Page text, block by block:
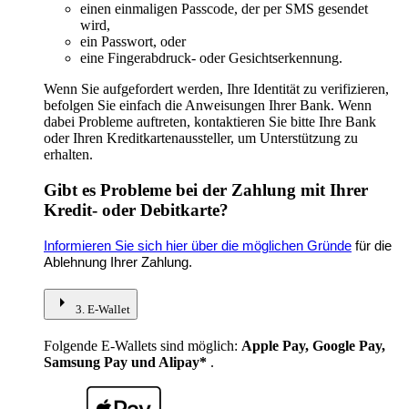
einen einmaligen Passcode, der per SMS gesendet
wird,
ein Passwort, oder
eine Fingerabdruck- oder Gesichtserkennung.
Wenn Sie aufgefordert werden, Ihre Identität zu verifizieren,
befolgen Sie einfach die Anweisungen Ihrer Bank. Wenn
dabei Probleme auftreten, kontaktieren Sie bitte Ihre Bank
oder Ihren Kreditkartenaussteller, um Unterstützung zu
erhalten.
Gibt es Probleme bei der Zahlung mit Ihrer
Kredit- oder Debitkarte?
Informieren Sie sich hier über die möglichen Gründe für die
Ablehnung Ihrer Zahlung.
arrow_right 3. E-Wallet
Folgende E-Wallets sind möglich: Apple Pay, Google Pay,
Samsung Pay und Alipay* .